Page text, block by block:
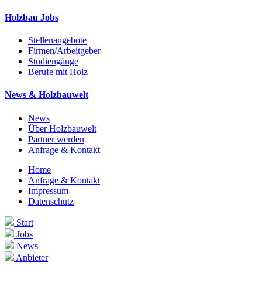
Holzbau Jobs
Stellenangebote
Firmen/Arbeitgeber
Studiengänge
Berufe mit Holz
News & Holzbauwelt
News
Über Holzbauwelt
Partner werden
Anfrage & Kontakt
Home
Anfrage & Kontakt
Impressum
Datenschutz
Start
Jobs
News
Anbieter